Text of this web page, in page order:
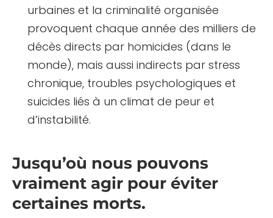
urbaines et la criminalité organisée
provoquent chaque année des milliers de
décès directs par homicides (dans le
monde), mais aussi indirects par stress
chronique, troubles psychologiques et
suicides liés à un climat de peur et
d’instabilité.
Jusqu’où nous pouvons
vraiment agir pour éviter
certaines morts.